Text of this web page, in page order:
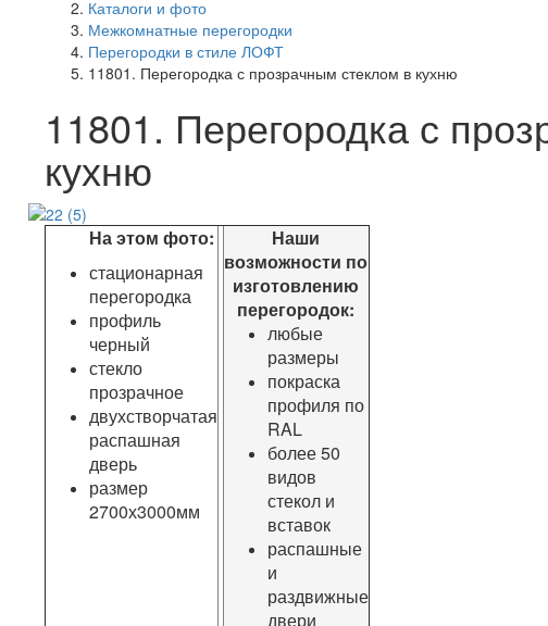
Каталоги и фото
Межкомнатные перегородки
Перегородки в стиле ЛОФТ
11801. Перегородка с прозрачным стеклом в кухню
11801. Перегородка с
кухню
На этом фото:
стационарная
перегородка
профиль
черный
стекло
прозрачное
двухстворчатая
распашная
дверь
размер
2700х3000мм
Наши
возможности по
изготовлению
перегородок:
любые
размеры
покраска
профиля по
RAL
более 50
видов
стекол и
вставок
распашные
и
раздвижные
двери